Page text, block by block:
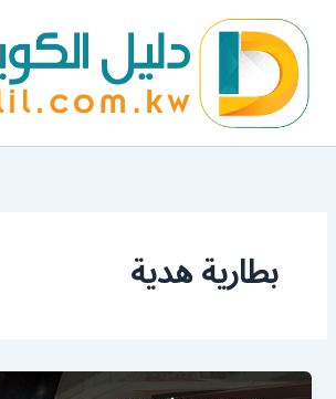
المحتوى
بطارية هدية